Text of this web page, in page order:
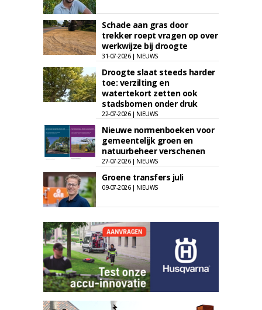
Schade aan gras door
trekker roept vragen op over
werkwijze bij droogte
31-07-2026 | NIEUWS
Droogte slaat steeds harder
toe: verzilting en
watertekort zetten ook
stadsbomen onder druk
22-07-2026 | NIEUWS
Nieuwe normenboeken voor
gemeentelijk groen en
natuurbeheer verschenen
27-07-2026 | NIEUWS
Groene transfers juli
09-07-2026 | NIEUWS